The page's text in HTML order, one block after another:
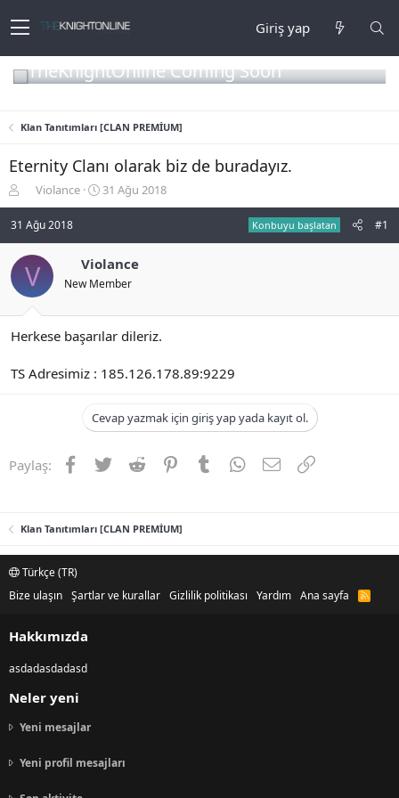
Giriş yap
TheKnightOnline Coming Soon
Klan Tanıtımları [CLAN PREMİUM]
Eternity Clanı olarak biz de buradayız.
o
n
u
y
b
a
ş
t
Violance
B
a
n
g
ç
t
i
i
31 Ağu 2018
31 Ağu 2018 Konbuyu başlatan #1
V Violance
New Member
Herkese başarılar dileriz.
TS Adresimiz : 185.126.178.89:9229
Cevap yazmak için giriş yap yada kayıt ol.
Paylaş: Facebook
TwitterReddit PinterestTumblrWhatsApp
E-postaLink
Klan Tanıtımları [CLAN PREMİUM]
Türkçe (TR)
Bize ulaşın Şartlar ve kurallar Gizlilik politikası Yardım Ana sayfa
R
S
Hakkımızda
asdadasdadasd
Neler yeni
Yeni mesajlar
Yeni profil mesajları